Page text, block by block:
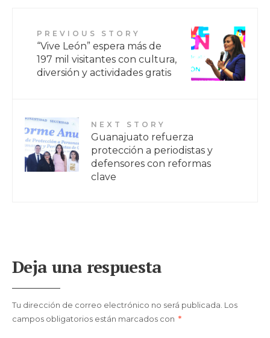
PREVIOUS STORY
“Vive León” espera más de
197 mil visitantes con cultura,
diversión y actividades gratis
NEXT STORY
Guanajuato refuerza
protección a periodistas y
defensores con reformas
clave
Deja una respuesta
Tu dirección de correo electrónico no será publicada. Los
campos obligatorios están marcados con *